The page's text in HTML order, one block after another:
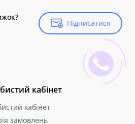
Підписатися
Підписатися
кабінет
кабінет
замовлень